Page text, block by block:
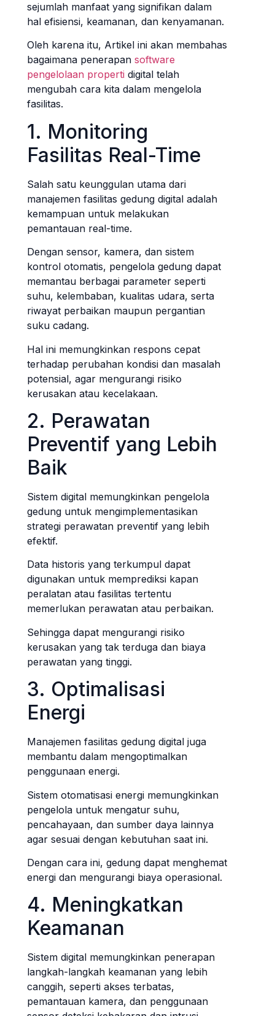
sejumlah manfaat yang signifikan dalam
hal efisiensi, keamanan, dan kenyamanan.
Oleh karena itu, Artikel ini akan membahas
bagaimana penerapan software
pengelolaan properti digital telah
mengubah cara kita dalam mengelola
fasilitas.
1. Monitoring
Fasilitas Real-Time
Salah satu keunggulan utama dari
manajemen fasilitas gedung digital adalah
kemampuan untuk melakukan
pemantauan real-time.
Dengan sensor, kamera, dan sistem
kontrol otomatis, pengelola gedung dapat
memantau berbagai parameter seperti
suhu, kelembaban, kualitas udara, serta
riwayat perbaikan maupun pergantian
suku cadang.
Hal ini memungkinkan respons cepat
terhadap perubahan kondisi dan masalah
potensial, agar mengurangi risiko
kerusakan atau kecelakaan.
2. Perawatan
Preventif yang Lebih
Baik
Sistem digital memungkinkan pengelola
gedung untuk mengimplementasikan
strategi perawatan preventif yang lebih
efektif.
Data historis yang terkumpul dapat
digunakan untuk memprediksi kapan
peralatan atau fasilitas tertentu
memerlukan perawatan atau perbaikan.
Sehingga dapat mengurangi risiko
kerusakan yang tak terduga dan biaya
perawatan yang tinggi.
3. Optimalisasi
Energi
Manajemen fasilitas gedung digital juga
membantu dalam mengoptimalkan
penggunaan energi.
Sistem otomatisasi energi memungkinkan
pengelola untuk mengatur suhu,
pencahayaan, dan sumber daya lainnya
agar sesuai dengan kebutuhan saat ini.
Dengan cara ini, gedung dapat menghemat
energi dan mengurangi biaya operasional.
4. Meningkatkan
Keamanan
Sistem digital memungkinkan penerapan
langkah-langkah keamanan yang lebih
canggih, seperti akses terbatas,
pemantauan kamera, dan penggunaan